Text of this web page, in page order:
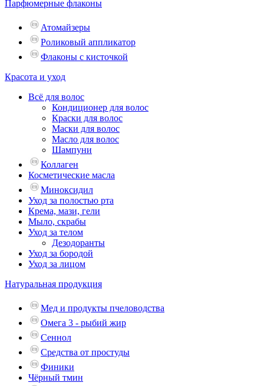
Парфюмерные флаконы
Атомайзеры
Роликовый аппликатор
Флаконы с кисточкой
Красота и уход
Всё для волос
Кондиционер для волос
Краски для волос
Маски для волос
Масло для волос
Шампуни
Коллаген
Косметические масла
Миноксидил
Уход за полостью рта
Крема, мази, гели
Мыло, скрабы
Уход за телом
Дезодоранты
Уход за бородой
Уход за лицом
Натуральная продукция
Мед и продукты пчеловодства
Омега 3 - рыбий жир
Сеннол
Средства от простуды
Финики
Чёрный тмин